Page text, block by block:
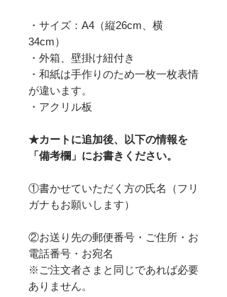
・サイズ：A4（縦26cm、横
34cm）
・外箱、壁掛け紐付き
・和紙は手作りのため一枚一枚表情
が違います。
・アクリル板
★カートに追加後、以下の情報を
「備考欄」にお書きください。
​①書かせていただく方の氏名（フリ
ガナもお願いします）
②お送り先の郵便番号・ご住所・お
電話番号・お宛名
※ご注文者さまと同じであれば必要
ありません。